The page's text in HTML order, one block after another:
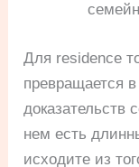
Для residence
превращается
доказательств
нем есть
исходите из